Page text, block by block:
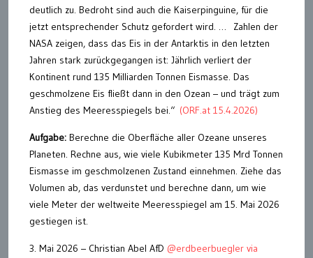
deutlich zu. Bedroht sind auch die Kaiserpinguine, für die
jetzt entsprechender Schutz gefordert wird. … Zahlen der
NASA zeigen, dass das Eis in der Antarktis in den letzten
Jahren stark zurückgegangen ist: Jährlich verliert der
Kontinent rund 135 Milliarden Tonnen Eismasse. Das
geschmolzene Eis fließt dann in den Ozean – und trägt zum
Anstieg des Meeresspiegels bei.“ (ORF.at 15.4.2026)
Aufgabe: Berechne die Oberfläche aller Ozeane unseres
Planeten. Rechne aus, wie viele Kubikmeter 135 Mrd Tonnen
Eismasse im geschmolzenen Zustand einnehmen. Ziehe das
Volumen ab, das verdunstet und berechne dann, um wie
viele Meter der weltweite Meeresspiegel am 15. Mai 2026
gestiegen ist.
3. Mai 2026 – Christian Abel AfD @erdbeerbuegler via